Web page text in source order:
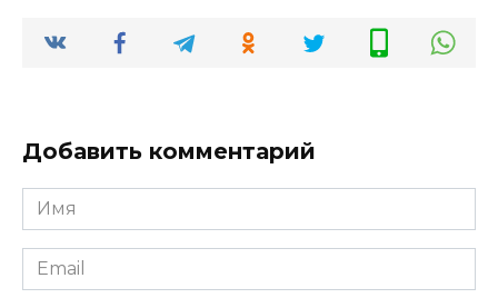
Добавить комментарий
Имя
*
Email
*